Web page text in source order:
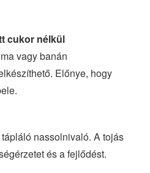
cukor nélkül
vagy banán
Előnye, hogy
nassolnivaló. A tojás
és a fejlődést.